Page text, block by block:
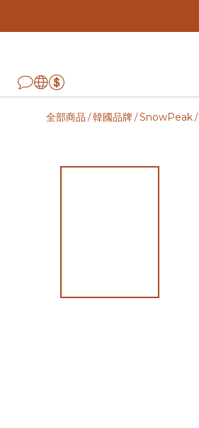
全部商品 /韓國品牌/SnowPeak/